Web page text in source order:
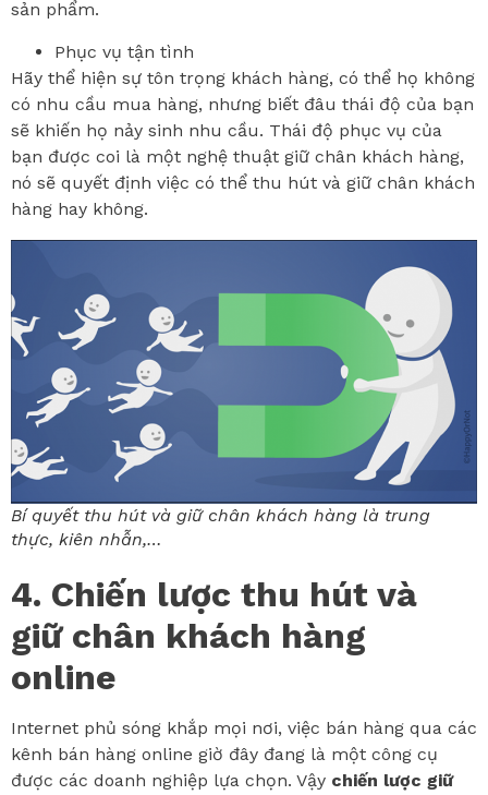
sản phẩm.
Phục vụ tận tình
Hãy thể hiện sự tôn trọng khách hàng, có thể họ không
có nhu cầu mua hàng, nhưng biết đâu thái độ của bạn
sẽ khiến họ nảy sinh nhu cầu. Thái độ phục vụ của
bạn được coi là một nghệ thuật giữ chân khách hàng,
nó sẽ quyết định việc có thể thu hút và giữ chân khách
hàng hay không.
Bí quyết thu hút và giữ chân khách hàng là trung
thực, kiên nhẫn,…
4. Chiến lược thu hút và
giữ chân khách hàng
online
Internet phủ sóng khắp mọi nơi, việc bán hàng qua các
kênh bán hàng online giờ đây đang là một công cụ
được các doanh nghiệp lựa chọn. Vậy chiến lược giữ